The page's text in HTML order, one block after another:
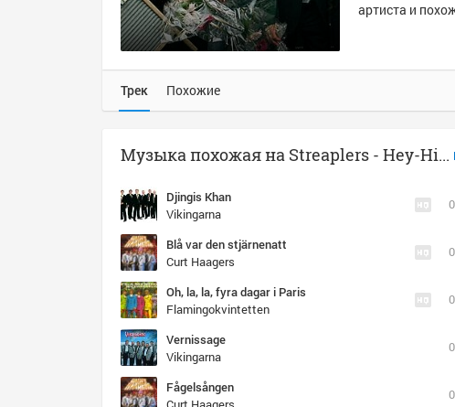
артиста и
Трек Похожие
Музыка похожая на Streaplers - Hey-Hi-Ho
Djingis Khan
Vikingarna
Blå var den stjärnenatt
Curt Haagers
Oh, la, la, fyra dagar i Paris
Flamingokvintetten
Vernissage
Vikingarna
Fågelsången